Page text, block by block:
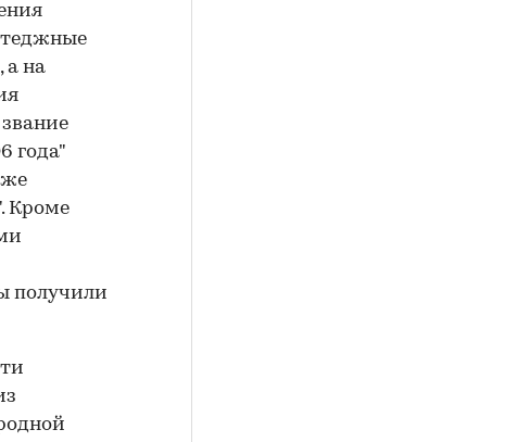
а на
года"
Кроме
получили